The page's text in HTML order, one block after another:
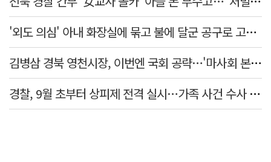
'외도 의심' 아내 화장실에 묶고 불에 달군 공구로 고문…남편 검거
김병삼 경북 영천시장, 이번엔 국회 공략…'마사회 본사 이전·광역교통망 확충' 요청
경찰, 9월 초부터 상피제 전격 실시…가족 사건 수사 못해